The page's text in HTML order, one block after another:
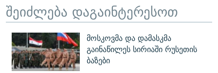
შეიძლება დაგაინტერესოთ
მოსკოვმა და დამასკმა
გაინაწილეს სირიაში რუსეთის
ბაზები